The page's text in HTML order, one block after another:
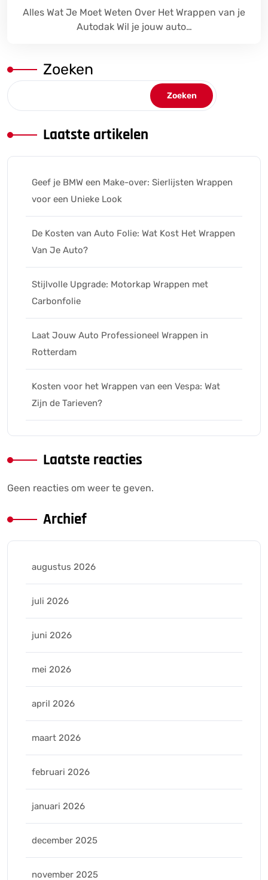
Alles Wat Je Moet Weten Over Het Wrappen van je
Autodak Wil je jouw auto…
Zoeken
Zoeken
Laatste artikelen
Geef je BMW een Make-over: Sierlijsten Wrappen
voor een Unieke Look
De Kosten van Auto Folie: Wat Kost Het Wrappen
Van Je Auto?
Stijlvolle Upgrade: Motorkap Wrappen met
Carbonfolie
Laat Jouw Auto Professioneel Wrappen in
Rotterdam
Kosten voor het Wrappen van een Vespa: Wat
Zijn de Tarieven?
Laatste reacties
Geen reacties om weer te geven.
Archief
augustus 2026
juli 2026
juni 2026
mei 2026
april 2026
maart 2026
februari 2026
januari 2026
december 2025
november 2025